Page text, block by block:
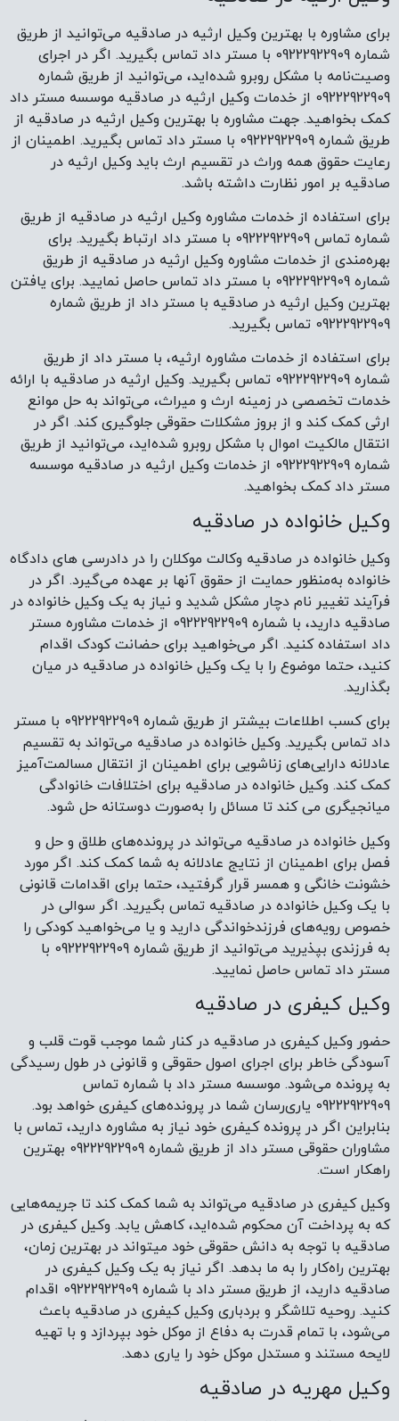
شماره 09222922909 با مستر داد تماس حاصل نمایید. برای یافتن
بهترین وکیل ارثیه در صادقیه با مستر داد از طریق شماره
09222922909 تماس بگیرید.
برای استفاده از خدمات مشاوره ارثیه، با مستر داد از طریق
شماره 09222922909 تماس بگیرید. وکیل ارثیه در صادقیه با ارائه
خدمات تخصصی در زمینه ارث و میراث، می‌تواند به حل موانع
ارثی کمک کند و از بروز مشکلات حقوقی جلوگیری کند. اگر در
شماره 09222922909 از خدمات وکیل ارثیه در صادقیه موسسه
مستر داد کمک بخواهید.
وکیل خانواده در صادقیه
وکیل خانواده در صادقیه وکالت موکلان را در دادرسی های دادگاه
خانواده به‌منظور حمایت از حقوق آنها بر عهده می‌گیرد. اگر در
فرآیند تغییر نام دچار مشکل شدید و نیاز به یک وکیل خانواده در
صادقیه دارید، با شماره 09222922909 از خدمات مشاوره مستر
داد استفاده کنید. اگر می‌خواهید برای حضانت کودک اقدام
کنید، حتما موضوع را با یک وکیل خانواده در صادقیه در میان
بگذارید.
برای کسب اطلاعات بیشتر از طریق شماره 09222922909 با مستر
داد تماس بگیرید. وکیل خانواده در صادقیه می‌تواند به تقسیم
عادلانه دارایی‌های زناشویی برای اطمینان از انتقال مسالمت‌آمیز
میانجیگری می ‌کند تا مسائل را به‌صورت دوستانه حل شود.
وکیل خانواده در صادقیه می‌تواند در پرونده‌های طلاق و حل و
فصل برای اطمینان از نتایج عادلانه به شما کمک کند. اگر مورد
خشونت خانگی و همسر قرار گرفتید، حتما برای اقدامات قانونی
با یک وکیل خانواده در صادقیه تماس بگیرید. اگر سوالی در
خصوص رویه‌های فرزندخواندگی دارید و یا می‌خواهید کودکی را
مستر داد تماس حاصل نمایید.
وکیل کیفری در صادقیه
حضور وکیل کیفری در صادقیه در کنار شما موجب قوت قلب و
آسودگی خاطر برای اجرای اصول حقوقی و قانونی در طول رسیدگی
به پرونده می‌شود. موسسه مستر داد با شماره تماس
09222922909 یاری‌رسان شما در پرونده‌های کیفری خواهد بود.
بنابراین اگر در پرونده کیفری خود نیاز به مشاوره دارید، تماس با
مشاوران حقوقی مستر داد از طریق شماره 09222922909 بهترین
راهکار است.
وکیل کیفری در صادقیه می‌تواند به شما کمک کند تا جریمه‌هایی
که به پرداخت آن محکوم شده‌اید، کاهش یابد. وکیل کیفری در
صادقیه با توجه به دانش حقوقی خود میتواند در بهترین زمان،
صادقیه دارید، از طریق مستر داد با شماره 09222922909 اقدام
کنید. روحیه تلاشگر و بردباری وکیل کیفری در صادقیه باعث
می‌شود، با تمام قدرت به دفاع از موکل خود بپردازد و با تهیه
لایحه مستند و مستدل موکل خود را یاری دهد.
وکیل مهریه در صادقیه
در صورت نیاز به مطالبه مهریه از طریق اداره اجرای ثبت، زن باید
به وکیل مهریه مراجعه کند تا مراحل اداره اجرای ثبت را به
بهترین نحو انجام دهد. برای هرگونه مشاوره حقوقی در زمینه
مهریه می‌توانید از طریق 09222922909 با مستر داد تماس
بگیرید. در صورت خودداری شوهر از پرداخت مهریه، وکیل مهریه
در صادقیه می‌تواند به راحتی حکم بازداشتش را از دادگاه بگیرد.
وکیل مهریه در صادقیه می‌تواند زن را در وصول مهریه از طریق
مزایده اموال شوهر راهنمایی کند.
برای اطلاع دقیق از دستمزد وکیل مهریه در صادقیه با مستر داد
از طریق شماره 09222922909 تماس بگیرید. در صورت هرگونه